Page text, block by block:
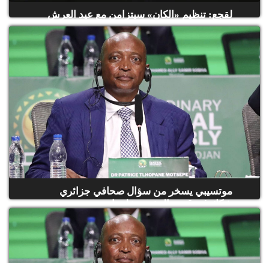
لقجع: تنظيم «الكان» سيتزامن مع عيد العرش
وهدفنا التتويج بالل...
موتسيبي يسخر من سؤال صحافي جزائري
شكك في قدرة المغرب على احت...